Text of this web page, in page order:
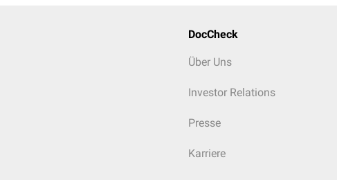
DocCheck
Über Uns
Investor Relations
Presse
Karriere